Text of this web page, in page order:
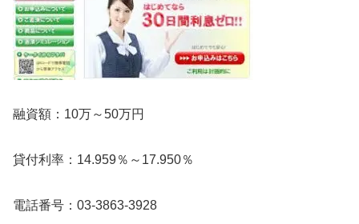
融資額：10万～50万円
貸付利率：14.959％～17.950％
電話番号：03-3863-3928